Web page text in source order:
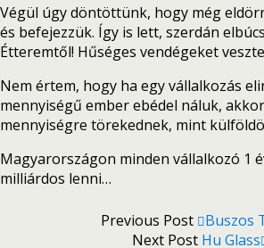
Végül úgy döntöttünk, hogy még
és befejezzük. Így is lett, szerdán
Étteremtől! Hűséges vendégeket
Nem értem, hogy ha egy vállalkozás
mennyiségű ember ebédel náluk,
mennyiségre törekednek, mint
Magyarországon minden vállalkozó 1
milliárdos lenni…
Previous Post
Buszos
Next Post Hu Glass